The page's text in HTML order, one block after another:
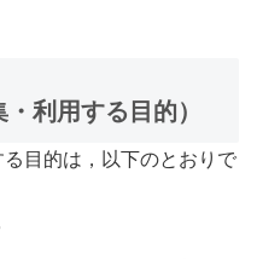
利用する目的）
目的は，以下のとおりで